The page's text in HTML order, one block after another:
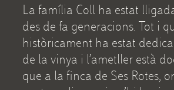
La família Coll ha estat
des de fa generacions. Tot i
històricament ha estat
de la vinya i l’ametller està
que a la finca de Ses Rotes,